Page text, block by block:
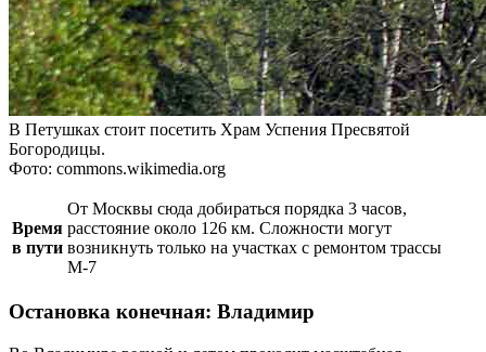
В Петушках стоит посетить Храм Успения Пресвятой
Богородицы.
Фото: commons.wikimedia.org
Время
в пути
От Москвы сюда добираться порядка 3 часов,
расстояние около 126 км. Сложности могут
возникнуть только на участках с ремонтом трассы
М-7
Остановка конечная: Владимир